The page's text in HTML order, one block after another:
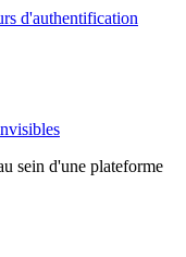
d'authentification
sein d'une plateforme